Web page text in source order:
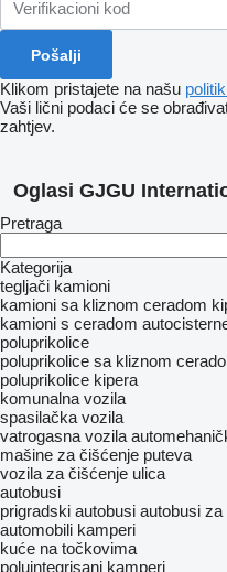
Klikom pristajete na našu
Vaši lični podaci će se
zahtjev.
Oglasi GJGU
Pretraga
Kategorija
tegljači kamioni
kamioni sa kliznom ceradom
kamioni s ceradom
poluprikolice
poluprikolice sa kliznom
poluprikolice kipera
komunalna vozila
spasilačka vozila
vatrogasna vozila
mašine za čišćenje puteva
vozila za čišćenje ulica
autobusi
prigradski autobusi autobusi
automobili kamperi
kuće na točkovima
poluintegrisani kamperi